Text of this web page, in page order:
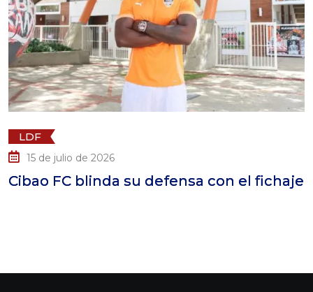
LDF
15 de julio de 2026
Cibao FC blinda su defensa con el fichaje